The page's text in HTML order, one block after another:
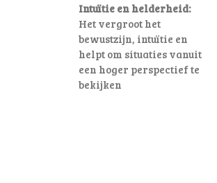
Intuïtie en helderheid:
Het vergroot het
bewustzijn, intuïtie en
helpt om situaties vanuit
een hoger perspectief te
bekijken